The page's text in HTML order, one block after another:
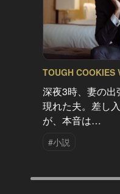
TOUGH COOKIES
深夜3時、妻の
現れた夫。差し
が、本音は…
#小説